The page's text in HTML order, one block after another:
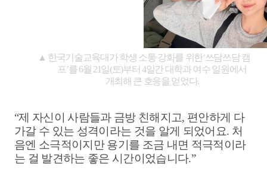
▲ 한국기술교육대가 학생 소통 강화를 위한‘쓰담쓰담 캠
프’를6월 21일 (토)부터4일간 대학과 여수 일원에서
개최해 큰 호응을 얻었다.
“제 자신이 사람들과 금방 친해지고, 편안하게 다
가갈 수 있는 성격이라는 것을 알게 되었어요. 처
음엔 소극적이지만 용기를 조금 내면 적극적이라
는 걸 발견하는 좋은 시간이었습니다.”